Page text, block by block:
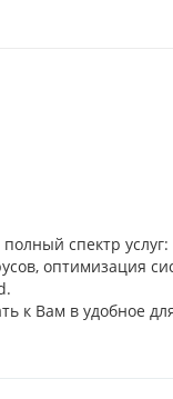
спектр
оптимизация
к Вам в удобное